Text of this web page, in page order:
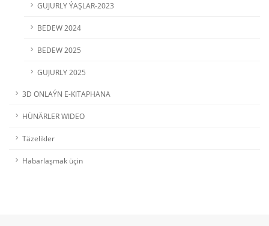
GUJURLY ÝAŞLAR-2023
BEDEW 2024
BEDEW 2025
GUJURLY 2025
3D ONLAÝN E-KITAPHANA
HÜNÄRLER WIDEO
Täzelikler
Habarlaşmak üçin